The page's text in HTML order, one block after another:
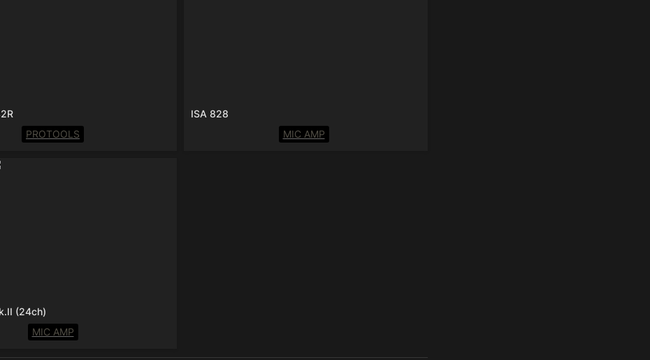
PROTOOLS
ISA 828
MIC AMP
Mk.II (24ch)
(24ch)
MIC AMP